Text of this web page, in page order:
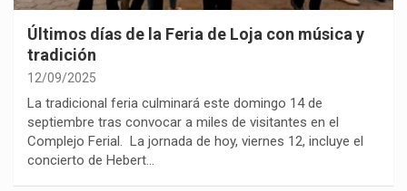
Últimos días de la Feria de Loja con música y
tradición
12/09/2025
La tradicional feria culminará este domingo 14 de
septiembre tras convocar a miles de visitantes en el
Complejo Ferial. La jornada de hoy, viernes 12, incluye el
concierto de Hebert…